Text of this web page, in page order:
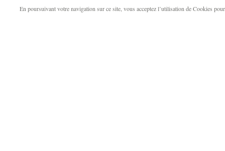
En poursuivant votre navigation sur ce site, vous acceptez l’utilisation de Cookies